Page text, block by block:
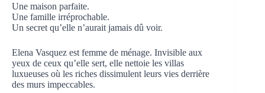
Une maison parfaite.
Une famille irréprochable.
Un secret qu’elle n’aurait jamais dû voir.
Elena Vasquez est femme de ménage. Invisible aux
yeux de ceux qu’elle sert, elle nettoie les villas
luxueuses où les riches dissimulent leurs vies derrière
des murs impeccables.